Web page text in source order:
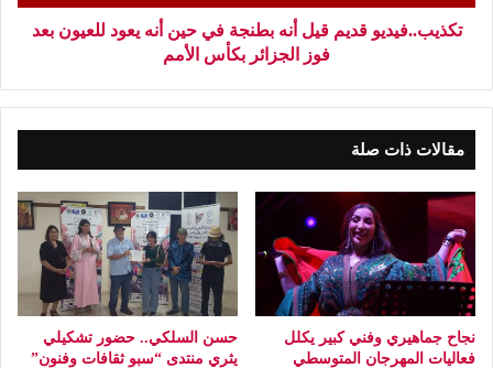
تكذيب..فيديو قديم قيل أنه بطنجة في حين أنه يعود للعيون بعد
فوز الجزائر بكأس الأمم
مقالات ذات صلة
نجاح جماهيري وفني كبير يكلل
فعاليات المهرجان المتوسطي
حسن السلكي.. حضور تشكيلي
يثري منتدى “سبو ثقافات وفنون”